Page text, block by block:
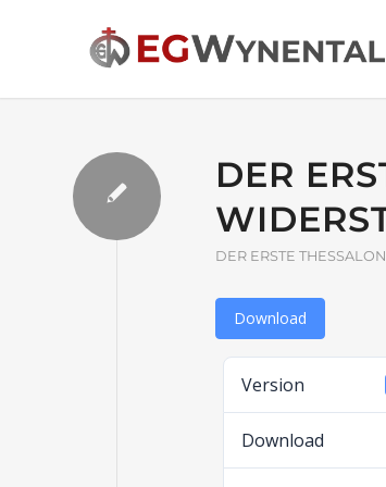
DER
DER ERSTE
Download
Version
Download